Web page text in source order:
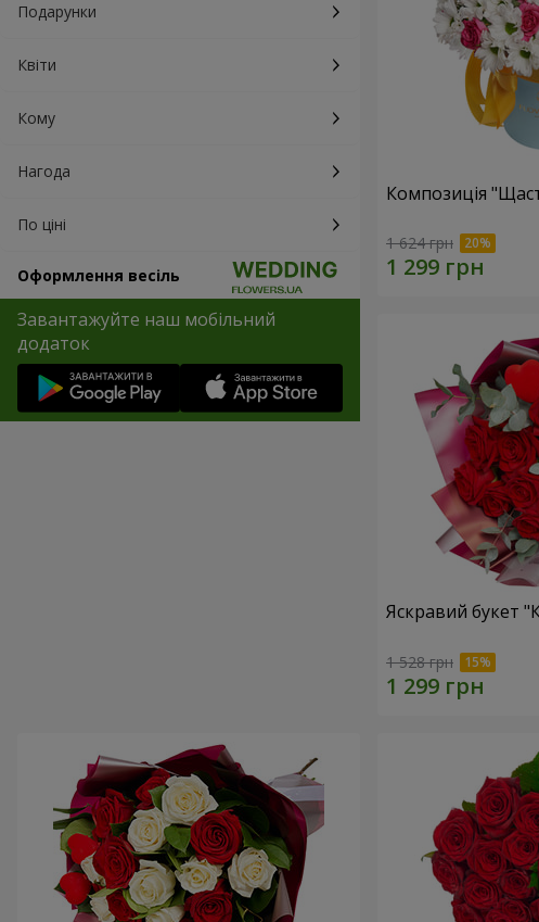
Подарунки
Квіти
Кому
Нагода
По ціні
Оформлення весіль
Завантажуйте наш мобільний
додаток
Композиція
1 624 грн
Яскравий букет
1 528 грн